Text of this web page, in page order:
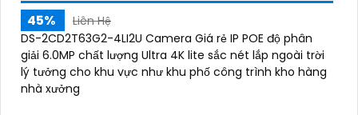
45%
Liên Hệ
DS-2CD2T63G2-4LI2U Camera Giá rẻ IP POE độ phân
giải 6.0MP chất lượng Ultra 4K lite sắc nét lắp ngoài trời
lý tưởng cho khu vực như khu phố công trình kho hàng
nhà xưởng